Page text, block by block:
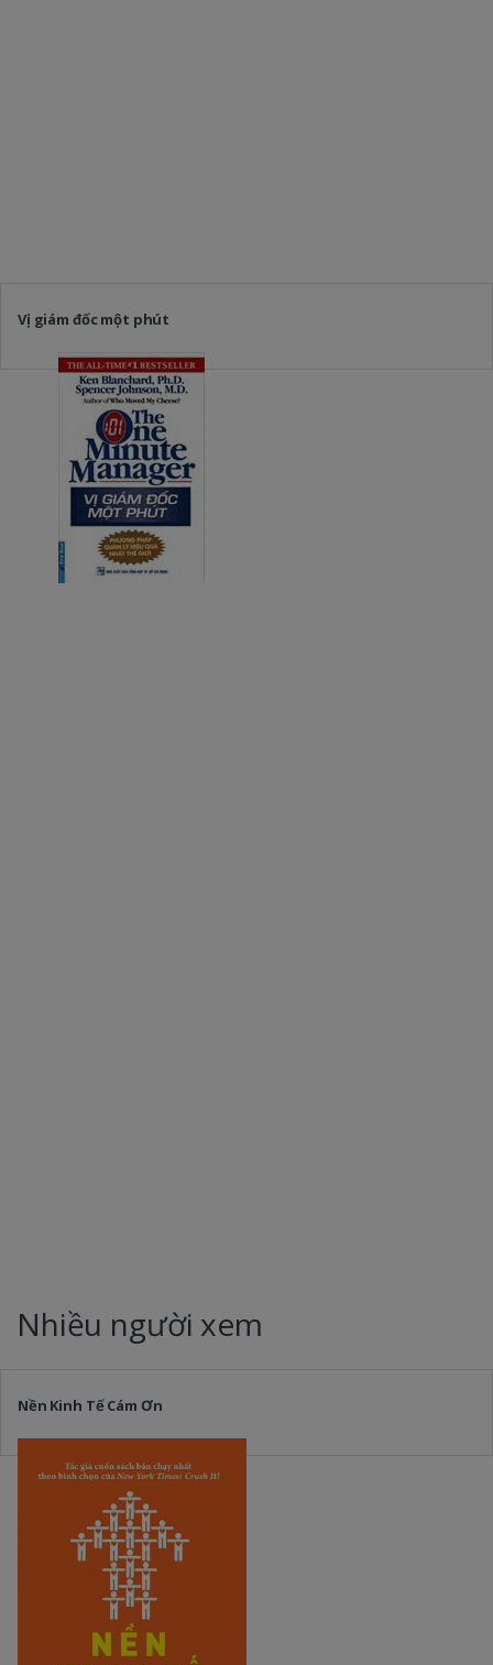
Vị giám đốc một phút
Nhiều người xem
Nền Kinh Tế Cám Ơn